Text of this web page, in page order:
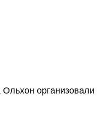
организовали